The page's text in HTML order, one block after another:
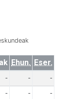
Ehun. Eser.
- -
-
- - -